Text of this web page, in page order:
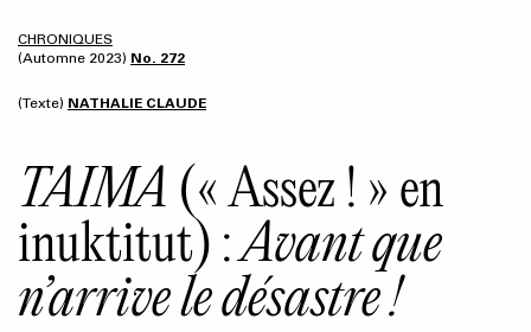
CHRONIQUES
(Automne 2023) No. 272
(Texte) NATHALIE CLAUDE
TAIMA (« Assez ! » en
inuktitut) :Avant que
n’arrive le désastre !